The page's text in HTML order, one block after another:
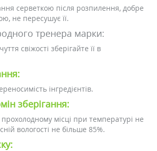
серветкою після розпилення, добре
не пересушує її.
тренера марки:
свіжості зберігайте її в
інгредієнтів.
зберігання:
прохолодному місці при температурі не
вологості не більше 85%.